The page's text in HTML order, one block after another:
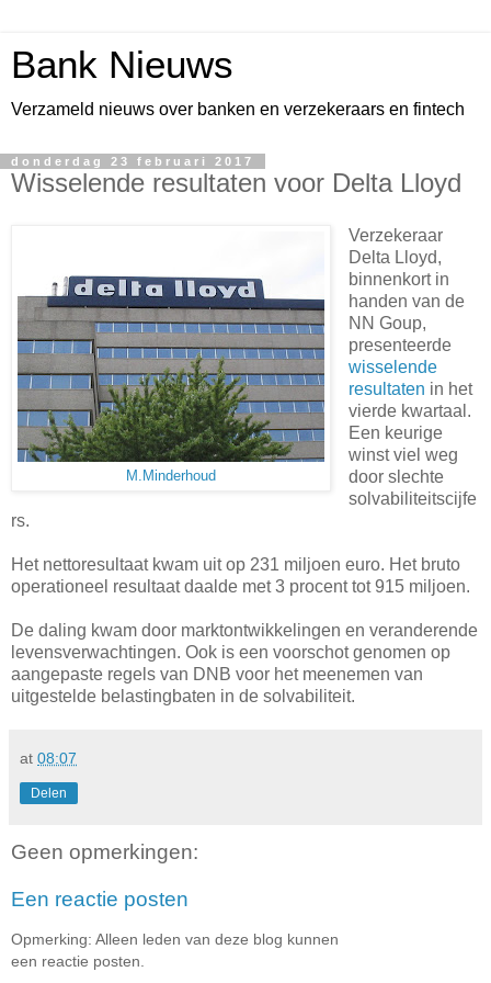
Bank Nieuws
Verzameld nieuws over banken en verzekeraars en fintech
donderdag 23 februari 2017
Wisselende resultaten voor Delta Lloyd
M.Minderhoud
Verzekeraar
Delta Lloyd,
binnenkort in
handen van de
NN Goup,
presenteerde
wisselende
resultaten in het
vierde kwartaal.
Een keurige
winst viel weg
door slechte
solvabiliteitscijfe
rs.
Het nettoresultaat kwam uit op 231 miljoen euro. Het bruto
operationeel resultaat daalde met 3 procent tot 915 miljoen.
De daling kwam door marktontwikkelingen en veranderende
levensverwachtingen. Ook is een voorschot genomen op
aangepaste regels van DNB voor het meenemen van
uitgestelde belastingbaten in de solvabiliteit.
at 08:07
Delen
Geen opmerkingen:
Een reactie posten
Opmerking: Alleen leden van deze blog kunnen
een reactie posten.